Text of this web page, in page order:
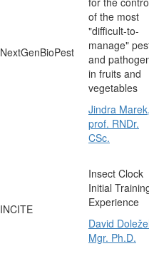
NextGenBioPest
of the most
"difficult-to-
manage"
and
in fruits and
vegetables
Jindra
prof. RNDr.
CSc.
INCITE
Insect Clock
Initial
Experience
David
Mgr. Ph.D.